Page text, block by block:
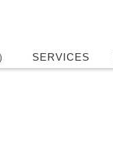
SERVICES